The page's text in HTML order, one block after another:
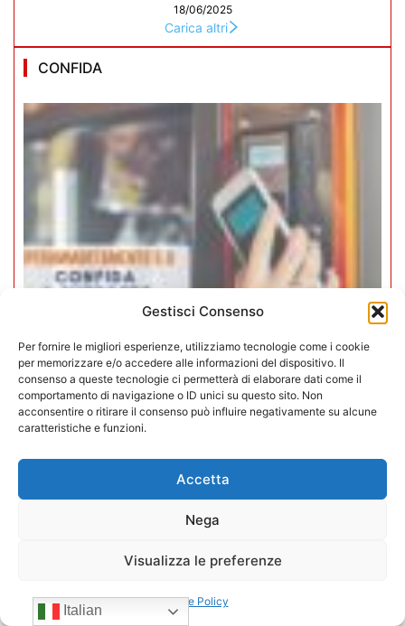
Gestisci Consenso
Per fornire le migliori esperienze, utilizziamo tecnologie come i cookie
per memorizzare e/o accedere alle informazioni del dispositivo. Il
consenso a queste tecnologie ci permetterà di elaborare dati come il
comportamento di navigazione o ID unici su questo sito. Non
acconsentire o ritirare il consenso può influire negativamente su alcune
caratteristiche e funzioni.
Accetta
Nega
Visualizza le preferenze
Cookie Policy
18/06/2025
Carica altri
CONFIDA
Iperammortamento 5.0. CONFIDA
apre uno sportello dedicato per gli
27/07/2026
Italian